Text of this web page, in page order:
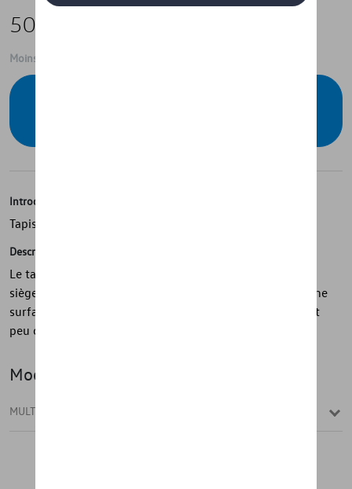
50,00 €
Moins de 5 pcs disponibles.
Introduction
Tapis de sol textiles
Description
Le tapis de sol textile monobloc pour la 1ère rangée de
sièges est parfaitement adapté au véhicule. Il possède une
surface de haute qualité avec un tapis à poils épais et est
peu odorant.
Modèle(s)
MULTIVAN